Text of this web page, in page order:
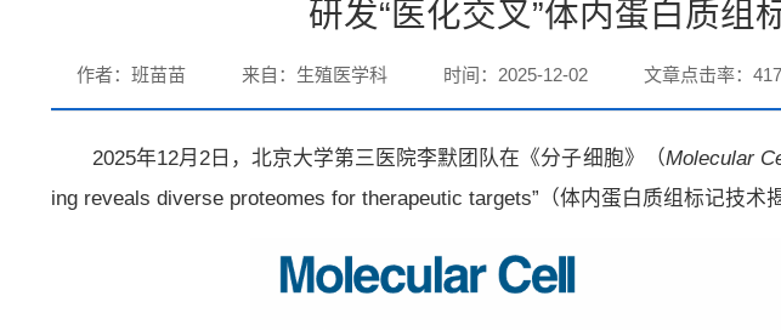
研发“医化交叉”体内蛋白质组
作者：班苗苗 来自：生殖医学科 时间：2025-12-02 文章点击率： 417
2025年12月2日，北京大学第三医院李默团队在《分子细胞》（Molecular
ing reveals diverse proteomes for therapeutic targets”（体内蛋白质组标记技术